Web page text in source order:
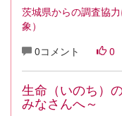
茨城県からの調査協
象）
0コメント
0
生命（いのち）
みなさんへ～